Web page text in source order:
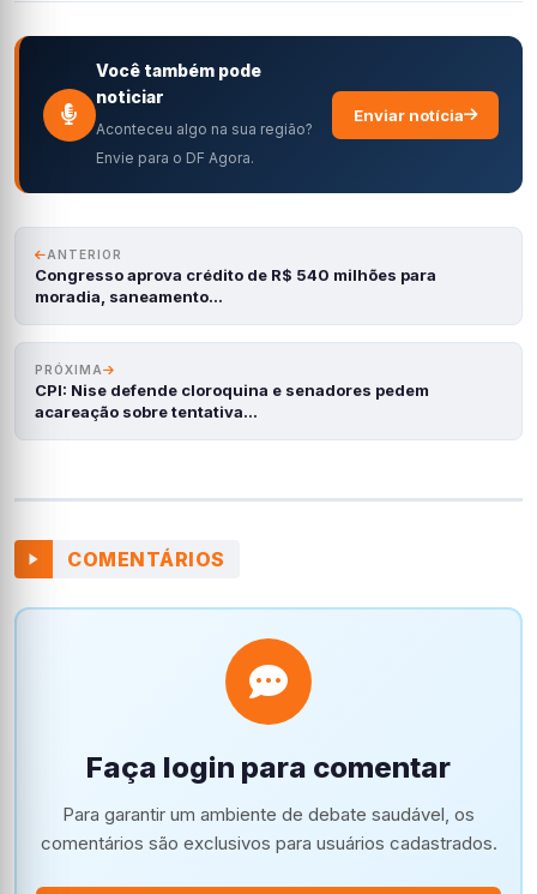
Você também pode
noticiar
Aconteceu algo na sua região?
Envie para o DF Agora.
Enviar notícia
ANTERIOR
Congresso aprova crédito de R$ 540 milhões para
moradia, saneamento…
PRÓXIMA
CPI: Nise defende cloroquina e senadores pedem
acareação sobre tentativa…
COMENTÁRIOS
Faça login para comentar
Para garantir um ambiente de debate saudável, os
comentários são exclusivos para usuários cadastrados.